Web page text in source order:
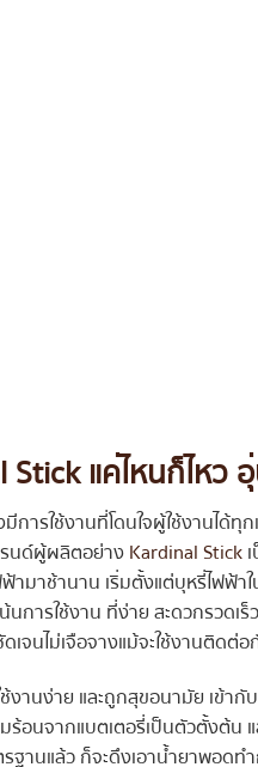
แค่ไหนก็ไหว
ารใช้งานที่โดนใจผู้ใช้งานได้ทุ
นด์ผู้ผลิตอย่างKardinal Stick
ามาช้านาน เริ่มตั้งแต่บุหรี่ไฟฟ้
การใช้งาน ที่ง่าย สะดวกรวดเ
เจนไม่เจือจางแม้จะใช้งานติด
ช้งานง่าย และถูกสุขอนามัย เข้า
อนจากแบตเตอรี่เป็นตัวตั้งต้น
ฐานแล้ว ก็จะดึงเอาน้ำยาพอด